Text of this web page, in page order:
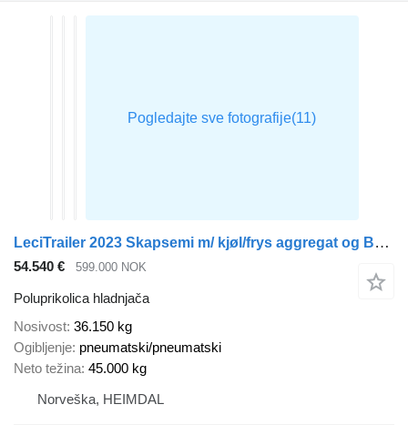
LeciTrailer 2023 Skapsemi m/ kjøl/frys aggregat og Bommer!
54.540 € 599.000 NOK
Poluprikolica hladnjača
Nosivost 36.150 kg
Ogibljenje pneumatski/pneumatski
Neto težina 45.000 kg
Norveška, HEIMDAL